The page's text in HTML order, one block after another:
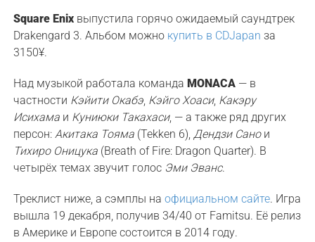
Square Enix выпустила горячо ожидаемый саундтрек
Drakengard 3. Альбом можно купить в CDJapan за
3150¥.
Над музыкой работала командаMONACA — в
частности Кэйити Окабэ Кэйго Хоаси, Какэру
Исихама и Куниюки Такахаси, — а также ряд других
персон: Акитака Тояма (Tekken 6), Дендзи Санои
Тихиро Оницука (Breath of Fire: Dragon Quarter). В
четырёх темах звучит голос Эми Эванс.
Треклист ниже, а сэмплы наофициальном сайте. Игра
вышла 19 декабря, получив 34/40 от Famitsu. Её релиз
в Америке и Европе состоится в 2014 году.